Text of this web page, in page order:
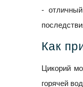
-
Как
Цикорий
горячей